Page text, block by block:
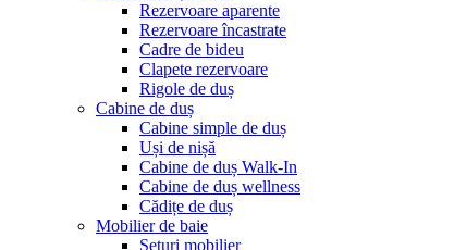
Rezervoare aparente
Rezervoare încastrate
Cadre de bideu
Clapete rezervoare
Rigole de duș
Cabine de duș
Cabine simple de duș
Uși de nișă
Cabine de duș Walk-In
Cabine de duș wellness
Cădițe de duș
Mobilier de baie
Seturi mobilier